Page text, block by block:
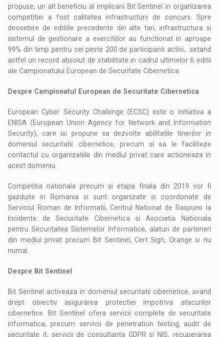
propuse, un alt beneficiu al implicarii Bit Sentinel in organizarea
competitiei a fost calitatea infrastructurii de concurs. Spre
deosebire de editiile precedente din alte tari, infrastructura si
sistemul de gestionare a exercitiilor au functionat in aproape
99% din timp pentru cei peste 200 de participanti activi, setand
astfel un record absolut de stabilitate in cadrul ultimelor 6 editii
ale Campionatului European de Securitate Cibernetica.
Despre Campionatul European de Securitate Cibernetica
European Cyber Security Challenge (ECSC) este o initiativa a
ENISA (European Union Agency for Network and Information
Security), care isi propune sa dezvolte abilitatile tinerilor in
domeniul securitatii cibernetice, precum si sa le faciliteze
contactul cu organizatiile din mediul privat care actioneaza in
acest domeniu.
Competitia nationala precum si etapa finala din 2019 vor fi
gazduite in Romania si sunt organizate si coordonate de
Serviciul Roman de Informatii, Centrul National de Raspuns la
Incidente de Securitate Cibernetica si Asociatia Nationala
pentru Securitatea Sistemelor Informatice, alaturi de parteneri
din mediul privat precum Bit Sentinel, Cert Sign, Orange si nu
numai.
Despre Bit Sentinel
Bit Sentinel activeaza in domeniul securitatii cibernetice, avand
drept obiectiv asigurarea protectiei impotriva atacurilor
cibernetice. Bit Sentinel ofera servicii complete de securitate
informatica, precum: servicii de penetration testing, audit de
securitate it, servicii de consultanta GDPR si NIS, recuperarea